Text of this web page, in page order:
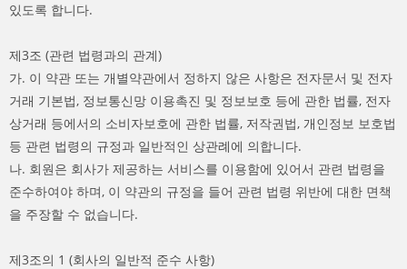
있도록 합니다.
제3조 (관련 법령과의 관계)
가. 이 약관 또는 개별약관에서 정하지 않은 사항은 전자문서 및 전자
거래 기본법, 정보통신망 이용촉진 및 정보보호 등에 관한 법률, 전자
상거래 등에서의 소비자보호에 관한 법률, 저작권법, 개인정보 보호법
등 관련 법령의 규정과 일반적인 상관례에 의합니다.
나. 회원은 회사가 제공하는 서비스를 이용함에 있어서 관련 법령을
준수하여야 하며, 이 약관의 규정을 들어 관련 법령 위반에 대한 면책
을 주장할 수 없습니다.
제3조의 1 (회사의 일반적 준수 사항)